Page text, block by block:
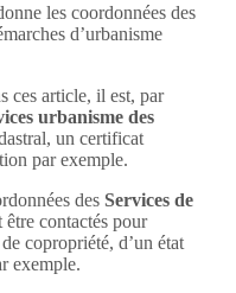
les coordonnées des
d’urbanisme
ces article, il est, par
urbanisme des
un certificat
par exemple.
des Services de
contactés pour
copropriété, d’un état
exemple.